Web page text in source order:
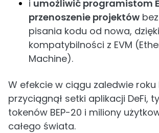
i umożliwić programistom
przenoszenie projektów
pisania kodu od nowa, dzięki
kompatybilności z EVM
Machine).
W efekcie w ciągu zaledwie roku
przyciągnął setki aplikacji DeFi,
tokenów BEP-20 i miliony
całego świata.